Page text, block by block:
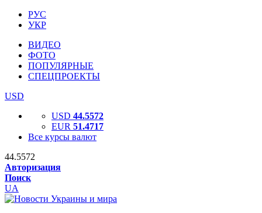
РУС
УКР
ВИДЕО
ФОТО
ПОПУЛЯРНЫЕ
СПЕЦПРОЕКТЫ
USD
USD 44.5572
EUR 51.4717
Все курсы валют
44.5572
Авторизация
Поиск
UA